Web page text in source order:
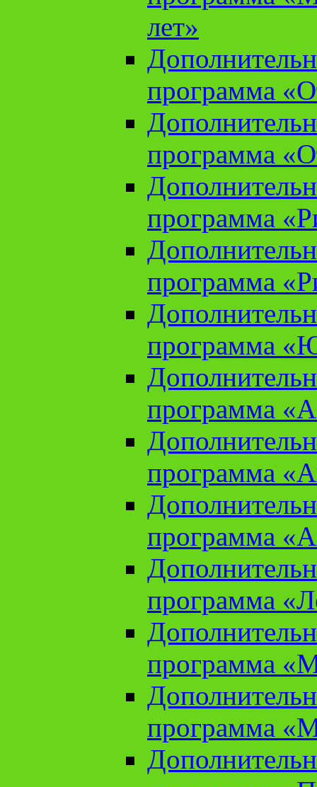
лет»
программа
программа
программа
программа
программа
программа
программа
программа
программа
программа
программа